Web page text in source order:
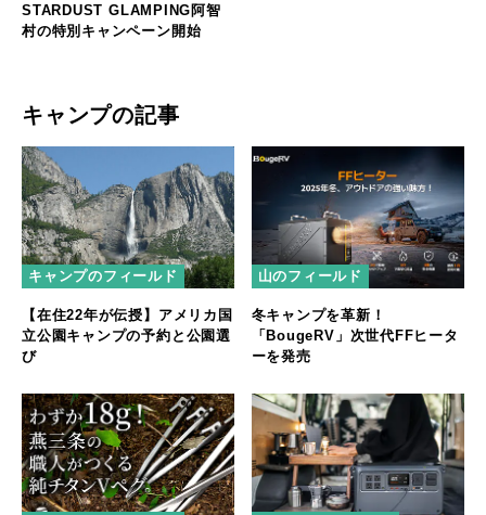
STARDUST GLAMPING阿智
村の特別キャンペーン開始
キャンプの記事
キャンプのフィールド
【在住22年が伝授】アメリカ国
立公園キャンプの予約と公園選
び
山のフィールド
冬キャンプを革新！
「BougeRV」次世代FFヒータ
ーを発売